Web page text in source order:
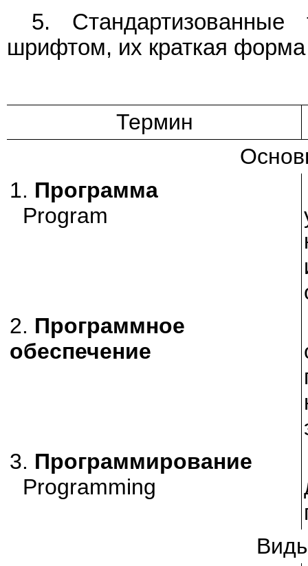
5.
шрифтом, их краткая
Термин
1. Программа
Program
2. Программное
обеспечение
3. Программирование
Programming